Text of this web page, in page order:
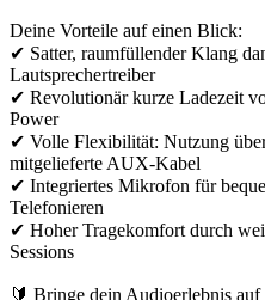
Deine Vorteile auf einen Blick:
✔ Satter, raumfüllender Klang
Lautsprechertreiber
✔ Revolutionär kurze Ladezeit
Power
✔ Volle Flexibilität: Nutzung
mitgelieferte AUX-Kabel
✔ Integriertes Mikrofon für
Telefonieren
✔ Hoher Tragekomfort durch
Sessions
🔰 Bringe dein Audioerlebnis